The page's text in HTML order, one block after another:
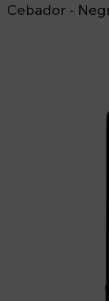
Cebador -